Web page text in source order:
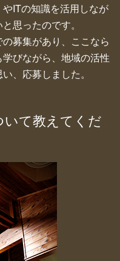
ITの知識を活用しなが
思ったのです。
募集があり、ここなら
びながら、地域の活性
、応募しました。
いて教えてくだ